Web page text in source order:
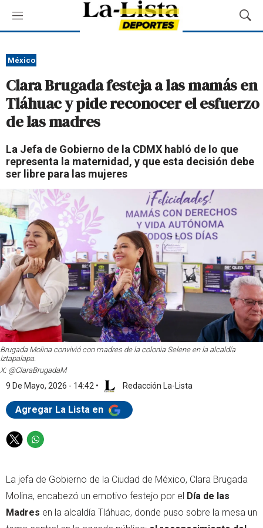
M
e
ú
M
o
a
r
B
u
e
México
Clara Brugada festeja a las mamás en
Tláhuac y pide reconocer el esfuerzo
de las madres
La Jefa de Gobierno de la CDMX habló de lo que
representa la maternidad, y que esta decisión debe
ser libre para las mujeres
Brugada Molina convivió con madres de la colonia Selene en la alcaldía
Iztapalapa.
X: @ClaraBrugadaM
9 De Mayo, 2026 - 14:42 • Redacción La-Lista
Agregar La Lista en
T
t
t
r
W
t
s
p
La jefa de Gobierno de la Ciudad de México, Clara Brugada
Molina, encabezó un emotivo festejo por el Día de las
Madres en la alcaldía Tláhuac, donde puso sobre la mesa un